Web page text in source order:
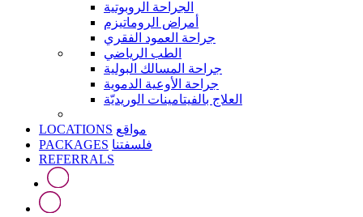
الجراحة الروبوتية
أمراض الروماتيزم
جراحة العمود الفقري
الطب الرياضي
جراحة المسالك البولية
جراحة الأوعية الدموية
العلاج بالفيتامينات الوريديّة
LOCATIONS مواقع
PACKAGES فلسفتنا
REFERRALS